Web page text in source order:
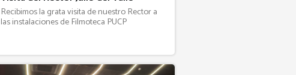
Recibimos la grata visita de nuestro Rector a
las instalaciones de Filmoteca PUCP